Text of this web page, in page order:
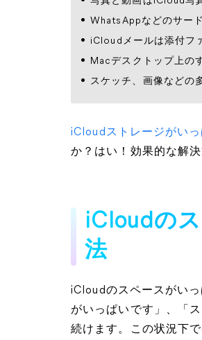
WhatsAppなどのサー
iCloudメールは添付フ
Macデスクトップ上の
スケッチ、画像などの
iCloudストレージがい
か？はい！効果的な解
iCloudの
法
iCloudのスペースがい
がいっぱいです」、「
続けます。この状況下